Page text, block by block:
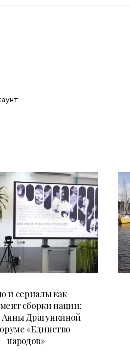
и сериалы как
сборки нации:
Анны Драгункиной
«Единство
народов»